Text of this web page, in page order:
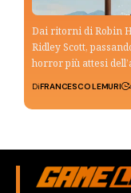
Dai ritorni di Robin
Ridley Scott,
horror più attesi
DiFRANCESCO LEMURI